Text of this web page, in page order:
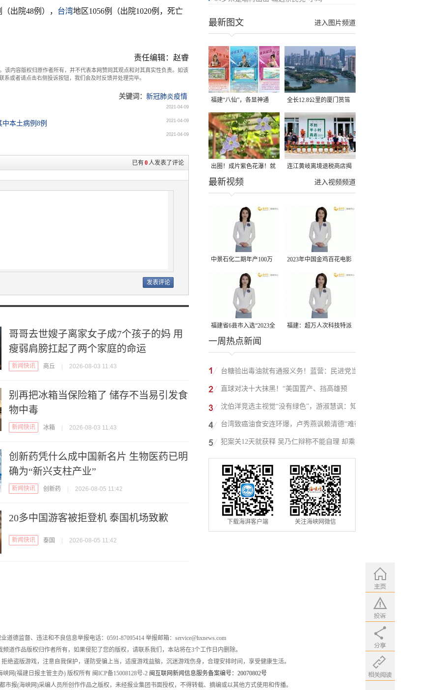
出院48例）， 台湾地区1056例（出院1020例，死亡
责任编辑：赵睿
该内容版权归原作者所有，并不代表本网赞同其观点和对其真实性负责。如该
系或者请点击右侧投诉按钮，我们会及时反馈并处理完毕。
关键词： 新冠肺炎疫情
2021-04-09
本土病例8例 2021-04-09
2021-04-09
已有0人发表了评论
哥哥去世嫂子离家女子成7个孩子的妈 用
瘦弱肩膀扛起了两个家庭的命运
新闻快讯 商丘 2026-08-03 11:43
别再把冰箱当保险箱了 储存不当易引发食
物中毒
新闻快讯 冰箱 2026-08-03 11:43
创新药凭什么成中国新名片 生物医药已明
确为“新兴支柱产业”
新闻快讯 创新药 2026-08-05 11:42
20多中国游客被拒登机 泰国机场致歉
新闻快讯 泰国 2026-08-05 11:42
进入图片频道
最新图文
福建“八仙”，各显神通 全长12.8公里的厦门筼筜
湖健身步道全线贯通
出圈！成片紫色花瀑！就
在光明港公园
连江黄岐离境退税商店揭
进入视频频道
最新视频
中景石化二期年产100万
吨丙烷脱氢项目建成中交
2023年中国金鸡百花电影
节有福电影巡展31日启动
福建省6县市入选“2023全
国县域发展潜力百强县”
福建：超万人次科技特派
一周热点新闻
台糖验出毒油就有通报义务！蓝营：民进党当
局别再诡辩
直球对决十大抹黑！“美国置产、挡高雄预
算”，柯志恩竞选官网全说了
沈伯洋竞选主视觉“没有绿色”，游淑慧讽：知
道绿色在台北惹人厌
台湾致癌油食安连环爆，卢秀燕讽赖清德“难得
出门”
犯案关12天就获释 吴乃仁辩称不能自理 却乘豪
车健身
下载海湃客户端 关注海峡网微信
道德监督、违法和不良信息举报电话：0591-87095414 举报邮箱：service@hxnews.com
频道作品版权归作者所有，如果侵犯了您的版权，请联系我们，本站将在3个工作日内删除。
绝盗版游戏，注意自我保护，谨防受骗上当，适度游戏益脑，沉迷游戏伤身，合理安排时间，享受健康生活。
峡网(福建日报主管主办) 版权所有 闽ICP备15008128号-2 闽互联网新闻信息服务备案编号：20070802号
市报(海峡网)采编人员所创作作品之版权，未经报业集团书面授权，不得转载、摘编或以其他方式使用和传播。